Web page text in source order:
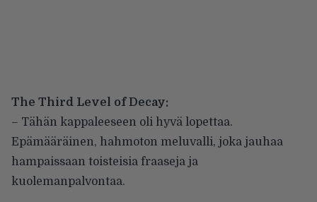
The Third Level of Decay:
– Tähän kappaleeseen oli hyvä lopettaa.
Epämääräinen, hahmoton meluvalli, joka jauhaa
hampaissaan toisteisia fraaseja ja
kuolemanpalvontaa.